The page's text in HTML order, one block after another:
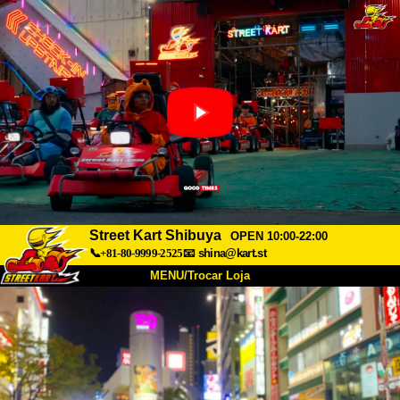
Street Kart Shibuya
OPEN 10:00-22:00
📞+81-80-9999-2525📧 shina@kart.st
MENU/Trocar Loja
INÍCIO
Sobre Especificações Preços
Acesso Opiniões FAQ